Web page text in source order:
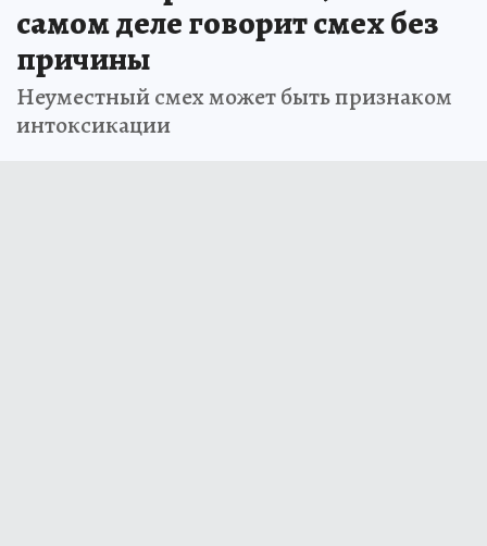
самом деле говорит смех без
причины
Неуместный смех может быть признаком
интоксикации